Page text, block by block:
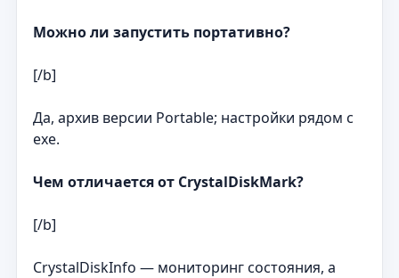
Можно ли запустить портативно?
[/b]
Да, архив версии Portable; настройки рядом с
exe.
Чем отличается от CrystalDiskMark?
[/b]
CrystalDiskInfo — мониторинг состояния, а